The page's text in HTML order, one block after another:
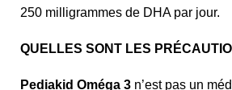
250 milligrammes de DHA par jour.
QUELLES SONT LES
Pediakid Oméga 3 n’est pas un